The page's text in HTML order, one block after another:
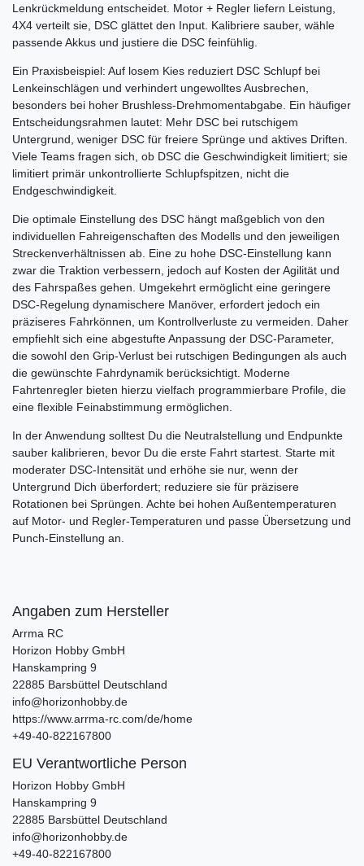
Lenkrückmeldung entscheidet. Motor + Regler liefern Leistung,
4X4 verteilt sie, DSC glättet den Input. Kalibriere sauber, wähle
passende Akkus und justiere die DSC feinfühlig.
Ein Praxisbeispiel: Auf losem Kies reduziert DSC Schlupf bei
Lenkeinschlägen und verhindert ungewolltes Ausbrechen,
besonders bei hoher Brushless-Drehmomentabgabe. Ein häufiger
Entscheidungsrahmen lautet: Mehr DSC bei rutschigem
Untergrund, weniger DSC für freiere Sprünge und aktives Driften.
Viele Teams fragen sich, ob DSC die Geschwindigkeit limitiert; sie
limitiert primär unkontrollierte Schlupfspitzen, nicht die
Endgeschwindigkeit.
Die optimale Einstellung des DSC hängt maßgeblich von den
individuellen Fahreigenschaften des Modells und den jeweiligen
Streckenverhältnissen ab. Eine zu hohe DSC-Einstellung kann
zwar die Traktion verbessern, jedoch auf Kosten der Agilität und
des Fahrspaßes gehen. Umgekehrt ermöglicht eine geringere
DSC-Regelung dynamischere Manöver, erfordert jedoch ein
präziseres Fahrkönnen, um Kontrollverluste zu vermeiden. Daher
empfiehlt sich eine abgestufte Anpassung der DSC-Parameter,
die sowohl den Grip-Verlust bei rutschigen Bedingungen als auch
die gewünschte Fahrdynamik berücksichtigt. Moderne
Fahrtenregler bieten hierzu vielfach programmierbare Profile, die
eine flexible Feinabstimmung ermöglichen.
In der Anwendung solltest Du die Neutralstellung und Endpunkte
sauber kalibrieren, bevor Du die erste Fahrt startest. Starte mit
moderater DSC-Intensität und erhöhe sie nur, wenn der
Untergrund Dich überfordert; reduziere sie für präzisere
Rotationen bei Sprüngen. Achte bei hohen Außentemperaturen
auf Motor- und Regler-Temperaturen und passe Übersetzung und
Punch-Einstellung an.
Angaben zum Hersteller
Arrma RC
Horizon Hobby GmbH
Hanskampring 9
22885 Barsbüttel Deutschland
info@horizonhobby.de
https://www.arrma-rc.com/de/home
+49-40-822167800
EU Verantwortliche Person
Horizon Hobby GmbH
Hanskampring 9
22885 Barsbüttel Deutschland
info@horizonhobby.de
+49-40-822167800